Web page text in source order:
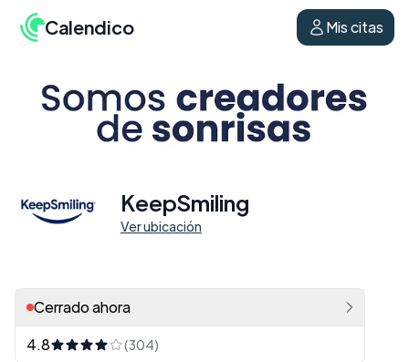
Calendico Mis citas
KeepSmiling
Ver ubicación
Cerrado ahora
4.8
(304)